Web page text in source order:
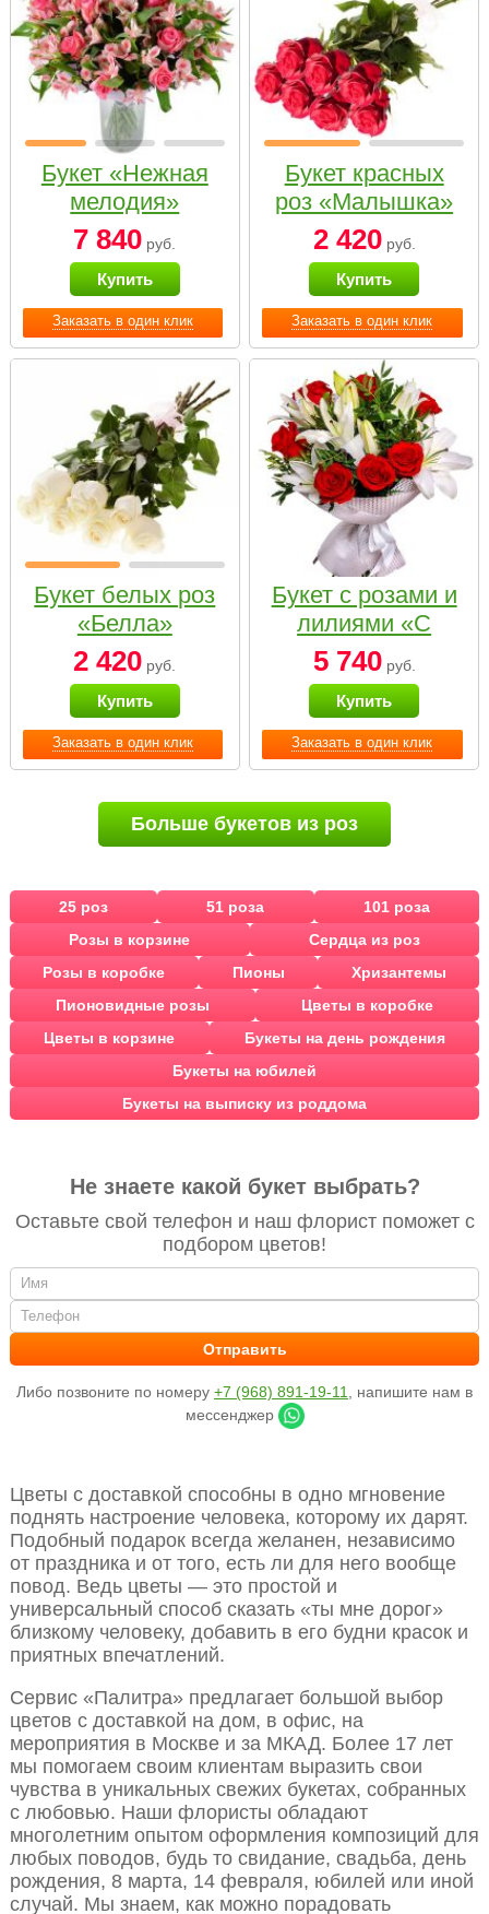
Заказать в один клик
Букет «Нежная
мелодия»
7 840 руб.
Купить
Заказать в один клик
Букет красных
роз «Малышка»
2 420руб.
Купить
Заказать в один клик
Букет белых роз
«Белла»
2 420 руб.
Купить
Заказать в один клик
Букет с розами и
лилиями «С
наилучшими
пожеланиями»
5 740руб.
Купить
Больше букетов из роз
25 роз 51 роза
101 роза
Розы в корзине
Сердца из роз
Розы в коробке
Пионы
Хризантемы
Пионовидные розы
Цветы в коробке
Цветы в корзине
Букеты на день рождения
Букеты на юбилей
Букеты на выписку из роддома
Не знаете какой букет выбрать?
Оставьте свой телефон и наш флорист поможет с
подбором цветов!
Либо позвоните по номеру +7 (968) 891-19-11
, напишите нам в
мессенджер
Цветы с доставкой способны в одно мгновение
поднять настроение человека, которому их дарят.
Подобный подарок всегда желанен, независимо
от праздника и от того, есть ли для него вообще
повод. Ведь цветы — это простой и
универсальный способ сказать «ты мне дорог»
близкому человеку, добавить в его будни красок и
приятных впечатлений.
Сервис «Палитра» предлагает большой выбор
цветов с доставкой на дом, в офис, на
мероприятия в Москве и за МКАД. Более 17 лет
мы помогаем своим клиентам выразить свои
чувства в уникальных свежих букетах, собранных
с любовью. Наши флористы обладают
многолетним опытом оформления композиций для
любых поводов, будь то свидание, свадьба, день
рождения, 8 марта, 14 февраля, юбилей или иной
случай. Мы знаем, как можно порадовать